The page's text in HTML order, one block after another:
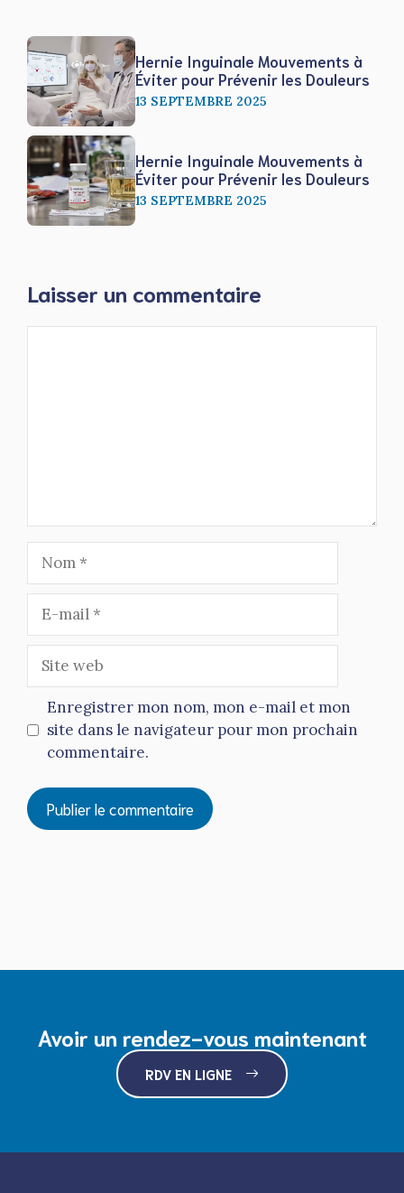
Hernie Inguinale Mouvements à
Éviter pour Prévenir les Douleurs
13 SEPTEMBRE 2025
Hernie Inguinale Mouvements à
Éviter pour Prévenir les Douleurs
13 SEPTEMBRE 2025
Laisser un commentaire
mail
web
Enregistrer mon nom, mon e-mail et mon
site dans le navigateur pour mon prochain
commentaire.
Avoir un rendez-vous maintenant
RDV EN LIGNE